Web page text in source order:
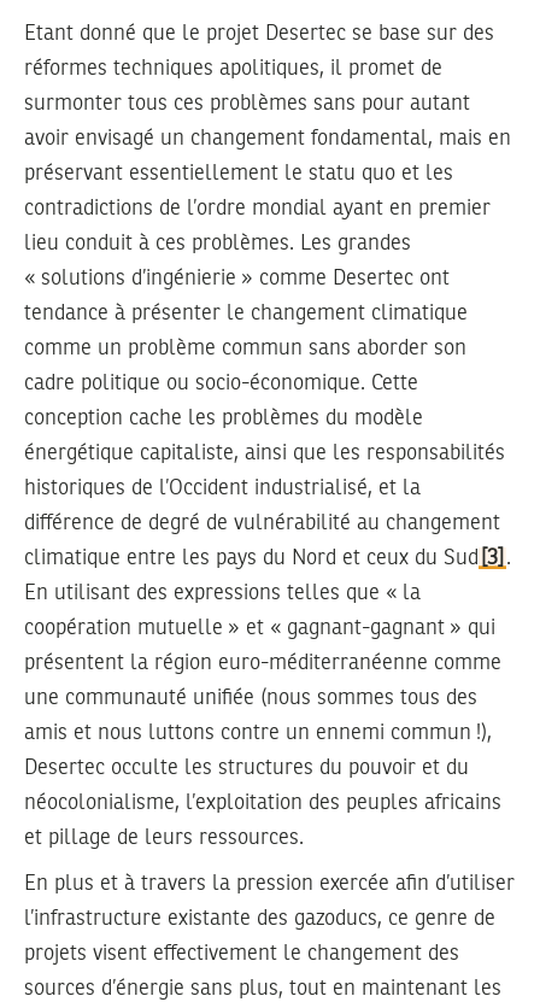
Etant donné que le projet Desertec se base sur des
réformes techniques apolitiques, il promet de
surmonter tous ces problèmes sans pour autant
avoir envisagé un changement fondamental, mais en
préservant essentiellement le statu quo et les
contradictions de l’ordre mondial ayant en premier
lieu conduit à ces problèmes. Les grandes
« solutions d’ingénierie » comme Desertec ont
tendance à présenter le changement climatique
comme un problème commun sans aborder son
cadre politique ou socio-économique. Cette
conception cache les problèmes du modèle
énergétique capitaliste, ainsi que les responsabilités
historiques de l’Occident industrialisé, et la
différence de degré de vulnérabilité au changement
climatique entre les pays du Nord et ceux du Sud [3] .
En utilisant des expressions telles que « la
coopération mutuelle » et « gagnant-gagnant » qui
présentent la région euro-méditerranéenne comme
une communauté unifiée (nous sommes tous des
amis et nous luttons contre un ennemi commun !),
Desertec occulte les structures du pouvoir et du
néocolonialisme, l’exploitation des peuples africains
et pillage de leurs ressources.
En plus et à travers la pression exercée afin d’utiliser
l’infrastructure existante des gazoducs, ce genre de
projets visent effectivement le changement des
sources d’énergie sans plus, tout en maintenant les